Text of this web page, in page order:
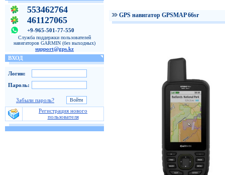
553462764
461127065
+9-965-501-77-550
Служба поддержки пользователей
навигаторов GARMIN (без выходных)
support@gps.kz
ВХОД
Логин:
Пароль:
Забыли пароль?
Регистрация нового
пользователя
GPS навигатор GPSMAP 66sr